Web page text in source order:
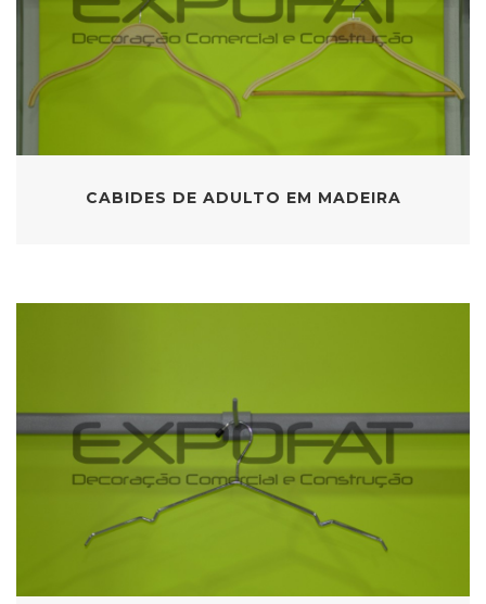
CABIDES DE ADULTO EM MADEIRA